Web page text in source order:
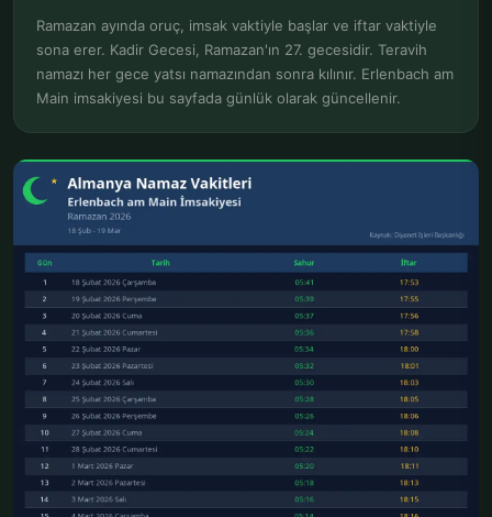
Ramazan ayında oruç, imsak vaktiyle başlar ve iftar vaktiyle
sona erer. Kadir Gecesi, Ramazan'ın 27. gecesidir. Teravih
namazı her gece yatsı namazından sonra kılınır. Erlenbach am
Main imsakiyesi bu sayfada günlük olarak güncellenir.